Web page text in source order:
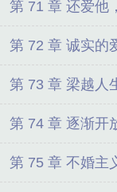
第 71 章 还爱他
第 72 章 诚实的
第 73 章 梁越人
第 74 章 逐渐开
第 75 章 不婚主